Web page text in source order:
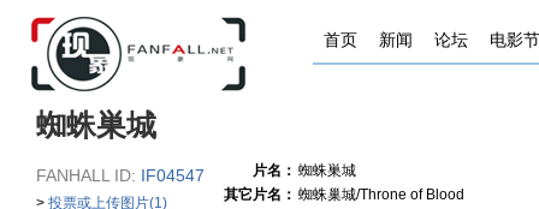
首页 新闻 论坛 电影节
蜘蛛巣城
FANHALL ID: IF04547
> 投票或上传图片(1)
片名： 蜘蛛巣城
其它片名： 蜘蛛巢城/Throne of Blood